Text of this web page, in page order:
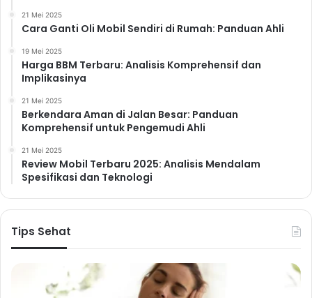
21 Mei 2025
Cara Ganti Oli Mobil Sendiri di Rumah: Panduan Ahli
19 Mei 2025
Harga BBM Terbaru: Analisis Komprehensif dan
Implikasinya
21 Mei 2025
Berkendara Aman di Jalan Besar: Panduan
Komprehensif untuk Pengemudi Ahli
21 Mei 2025
Review Mobil Terbaru 2025: Analisis Mendalam
Spesifikasi dan Teknologi
Tips Sehat